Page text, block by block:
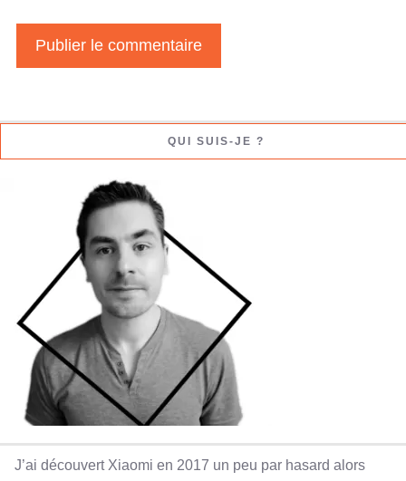
QUI SUIS-JE ?
J’ai découvert Xiaomi en 2017 un peu par hasard alors